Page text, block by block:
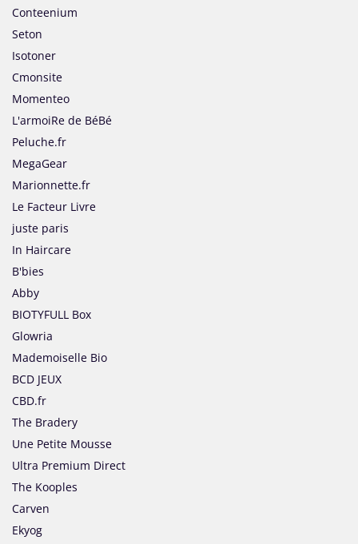
Conteenium
Seton
Isotoner
Cmonsite
Momenteo
L'armoiRe de BéBé
Peluche.fr
MegaGear
Marionnette.fr
Le Facteur Livre
juste paris
In Haircare
B'bies
Abby
BIOTYFULL Box
Glowria
Mademoiselle Bio
BCD JEUX
CBD.fr
The Bradery
Une Petite Mousse
Ultra Premium Direct
The Kooples
Carven
Ekyog